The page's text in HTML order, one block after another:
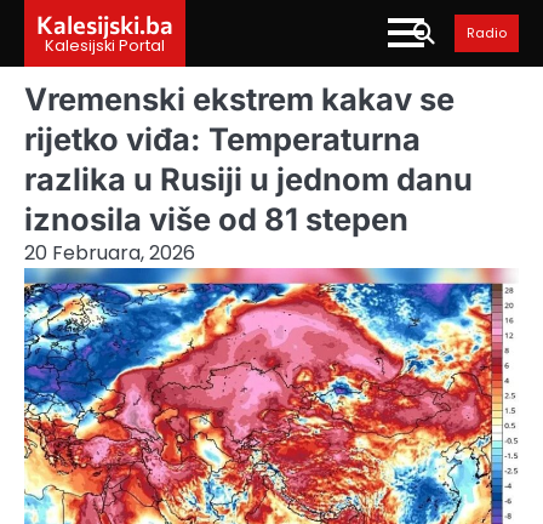
content
Kalesijski.ba
Kalesijski Portal
Radio
Vremenski ekstrem kakav se
rijetko viđa: Temperaturna
razlika u Rusiji u jednom danu
iznosila više od 81 stepen
20 Februara, 2026